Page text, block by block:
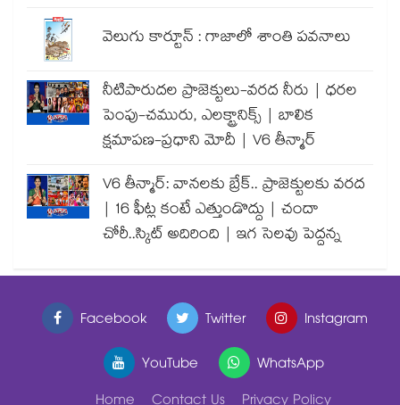
వెలుగు కార్టూన్ : గాజాలో శాంతి పవనాలు
నీటిపారుదల ప్రాజెక్టులు-వరద నీరు | ధరల
పెంపు-చమురు, ఎలక్ట్రానిక్స్ | బాలిక
క్షమాపణ-ప్రధాని మోదీ | V6 తీన్మార్
V6 తీన్మార్: వానలకు బ్రేక్.. ప్రాజెక్టులకు వరద
| 16 ఫీట్ల కంటే ఎత్తుండొద్దు | చందా
చోరీ..స్కిట్ అదిరింది | ఇగ సెలవు పెద్దన్న
Facebook Twitter
Instagram
YouTube
WhatsApp